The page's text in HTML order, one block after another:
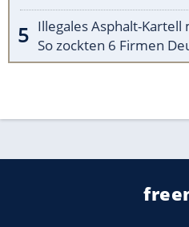
Illegales Asphalt-Kartell
So zockten 6 Firmen